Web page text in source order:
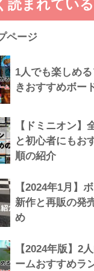
読まれてい
ページ
1人でも楽しめ
きおすすめボー
【ドミニオン】
と初心者にもお
順の紹介
【2024年1月】
新作と再販の発
め
【2024年版】2
ームおすすめラ